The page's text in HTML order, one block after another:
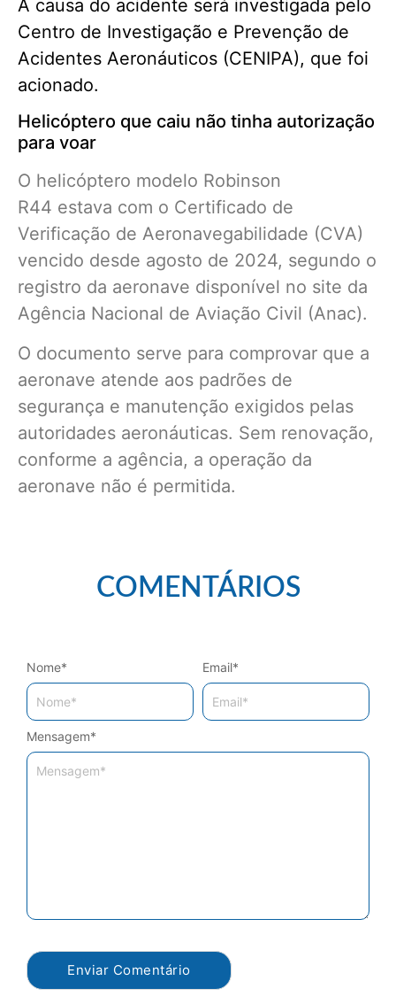
A causa do acidente será investigada pelo
Centro de Investigação e Prevenção de
Acidentes Aeronáuticos (CENIPA), que foi
acionado.
Helicóptero que caiu não tinha autorização
para voar
O helicóptero modelo Robinson
R44 estava com o Certificado de
Verificação de Aeronavegabilidade (CVA)
vencido desde agosto de 2024, segundo o
registro da aeronave disponível no site da
Agência Nacional de Aviação Civil (Anac).
O documento serve para comprovar que a
aeronave atende aos padrões de
segurança e manutenção exigidos pelas
autoridades aeronáuticas. Sem renovação,
conforme a agência, a operação da
aeronave não é permitida.
COMENTÁRIOS
Mensagem*
Nome* Email*